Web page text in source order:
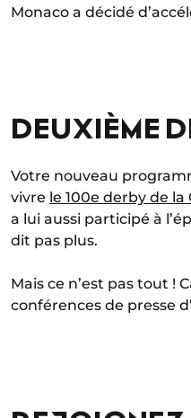
Monaco a décidé
DEUXIÈME
Votre nouveau
vivre le 100e derby de la
a lui aussi participé à
dit pas plus.
Mais ce n’est pas tout !
conférences de presse